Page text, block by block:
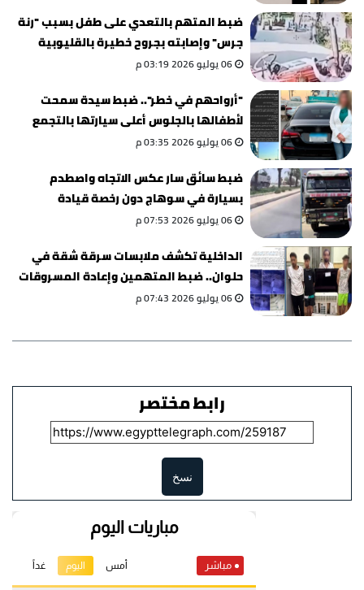
ضبط المتهم بالتعدي على طفل بسبب "رنة
جرس" وإصابته بجروح خطيرة بالقليوبية
06 يوليو 2026 03:19 م
"أرواحهم في خطر".. ضبط سيدة سمحت
لأطفالها بالجلوس أعلى سيارتها بالتجمع
الأول
06 يوليو 2026 03:35 م
ضبط سائق سار عكس الاتجاه واصطدم
بسيارة في سوهاج دون رخصة قيادة
06 يوليو 2026 07:53 م
الداخلية تكشف ملابسات سرقة شقة في
حلوان.. ضبط المتهمين وإعادة المسروقات
06 يوليو 2026 07:43 م
رابط مختصر
نسخ